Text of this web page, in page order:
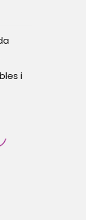
i